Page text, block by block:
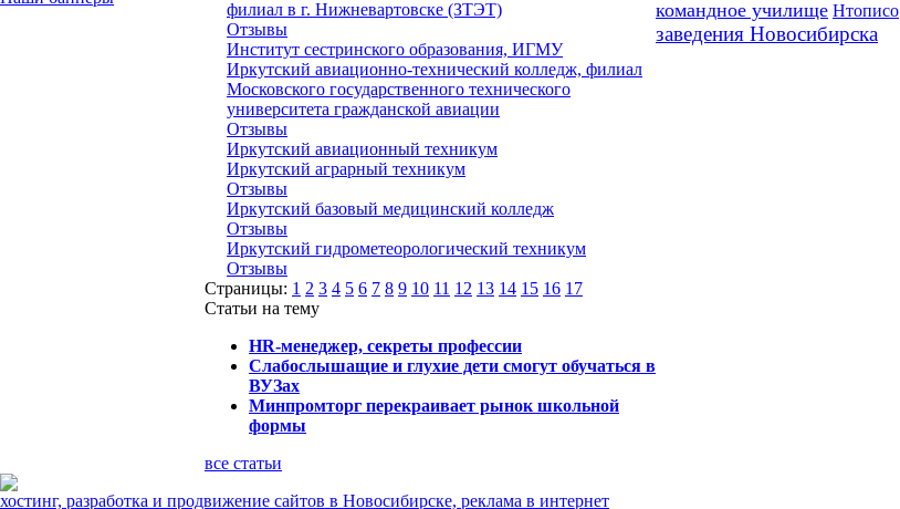
филиал в г. Нижневартовске (ЗТЭТ)
Отзывы
Институт сестринского образования, ИГМУ
Иркутский авиационно-технический колледж, филиал
Московского государственного технического
университета гражданской авиации
Отзывы
Иркутский авиационный техникум
Иркутский аграрный техникум
Отзывы
Иркутский базовый медицинский колледж
Отзывы
Иркутский гидрометеорологический техникум
Отзывы
Страницы: 1 2 3 4 5 6 7 8 9 10 11 12 13 14 15 16 17
Статьи на тему
HR-менеджер, секреты профессии
Слабослышащие и глухие дети смогут обучаться в
ВУЗах
Минпромторг перекраивает рынок школьной
формы
все статьи
командное училище Нтописо
заведения Новосибирска
хостинг, разработка и продвижение сайтов в Новосибирске, реклама в интернет